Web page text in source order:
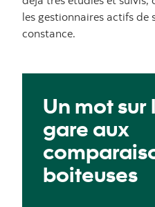
les gestionnaires actifs de
constance.
Un mot sur
gare aux
boiteuses